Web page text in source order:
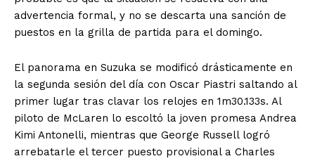
advertencia formal, y no se descarta una sanción de
puestos en la grilla de partida para el domingo.
El panorama en Suzuka se modificó drásticamente en
la segunda sesión del día con Oscar Piastri saltando al
primer lugar tras clavar los relojes en 1m30.133s. Al
piloto de McLaren lo escoltó la joven promesa Andrea
Kimi Antonelli, mientras que George Russell logró
arrebatarle el tercer puesto provisional a Charles